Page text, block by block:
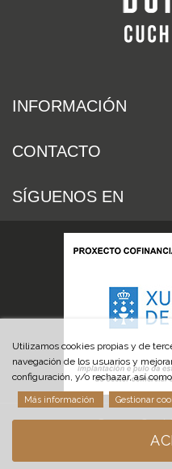
INFORMACIÓN
CONTACTO
SÍGUENOS EN
Utilizamos cookies propias y de
navegación de los usuarios y
configuración, y/o rechazar, así
Más información Gestionar
© 2019